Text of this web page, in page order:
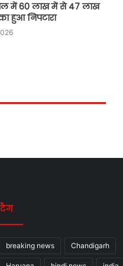
में 60 लाख में से 47 लाख
हुआ निपटारा
टैग
breaking news Chandigarh